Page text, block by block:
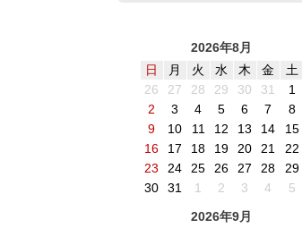
2026年8月
日
月 火 水 木 金
土
26
27 28 29 30 31
1
2
3 4 5 6 7
8
9
10 11 12 13 14
15
16
17 18 19 20 21
22
23
24 25 26 27 28
29
30
31 1 2 3 4
5
2026年9月